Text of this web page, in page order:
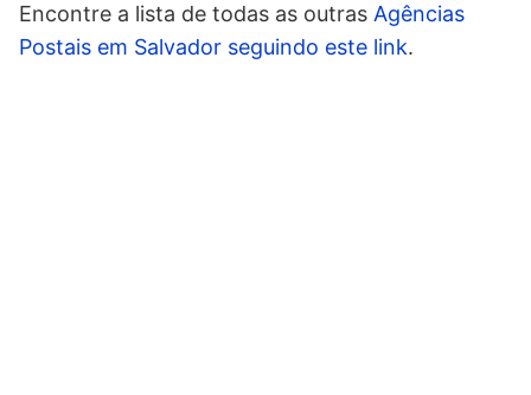
Encontre a lista de todas as outras Agências
Postais em Salvador seguindo este link.